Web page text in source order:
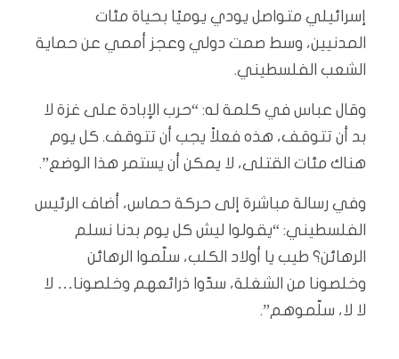
إسرائيلي متواصل يودي يوميًا بحياة مئات
المدنيين، وسط صمت دولي وعجز أممي عن حماية
الشعب الفلسطيني.
وقال عباس في كلمة له: “حرب الإبادة على غزة لا
بد أن تتوقف، هذه فعلاً يجب أن تتوقف. كل يوم
هناك مئات القتلى، لا يمكن أن يستمر هذا الوضع”.
وفي رسالة مباشرة إلى حركة حماس، أضاف الرئيس
الفلسطيني: “يقولوا ليش كل يوم بدنا نسلم
الرهائن؟ طيب يا أولاد الكلب، سلّموا الرهائن
وخلصونا من الشغلة، سدّوا ذرائعهم وخلصونا… لا
لا لا، سلّموهم”.